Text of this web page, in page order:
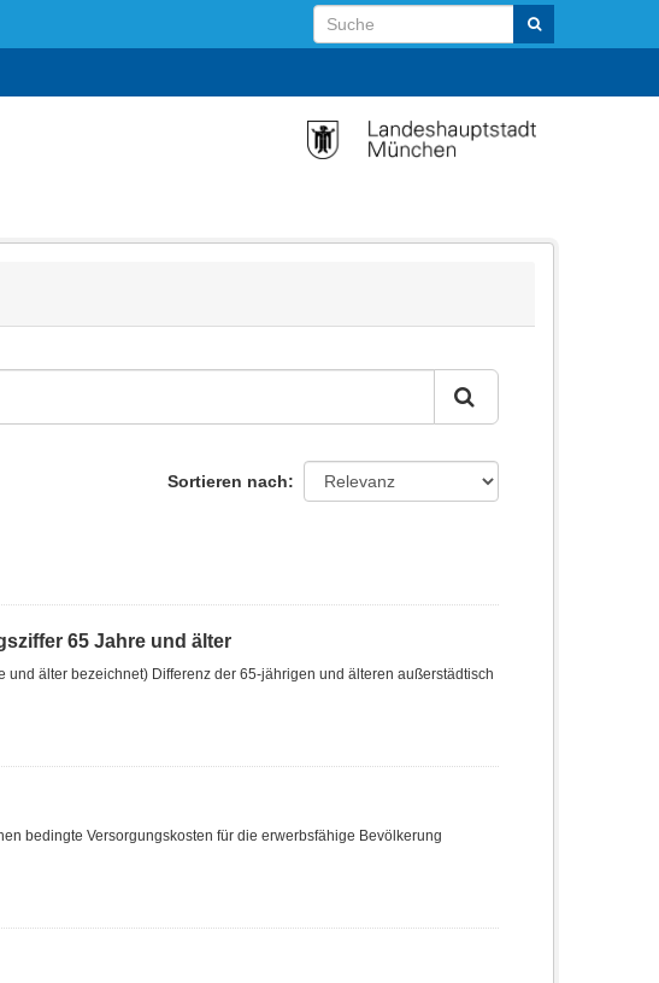
Sortieren nach
65 Jahre und älter
älter bezeichnet) Differenz der 65-jährigen und älteren außerstädtisch
bedingte Versorgungskosten für die erwerbsfähige Bevölkerung